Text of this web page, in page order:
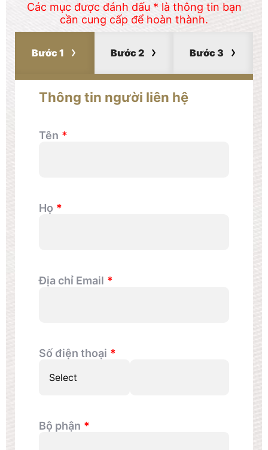
Các mục được đánh dấu * là thông tin bạn
cần cung cấp để hoàn thành.
Bước 1 Bước 2 Bước 3
Thông tin người liên hệ
Tên
Họ
Địa chỉ Email
Số điện thoại
Bộ phận